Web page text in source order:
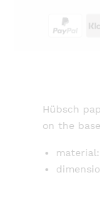
Hübsch
on the